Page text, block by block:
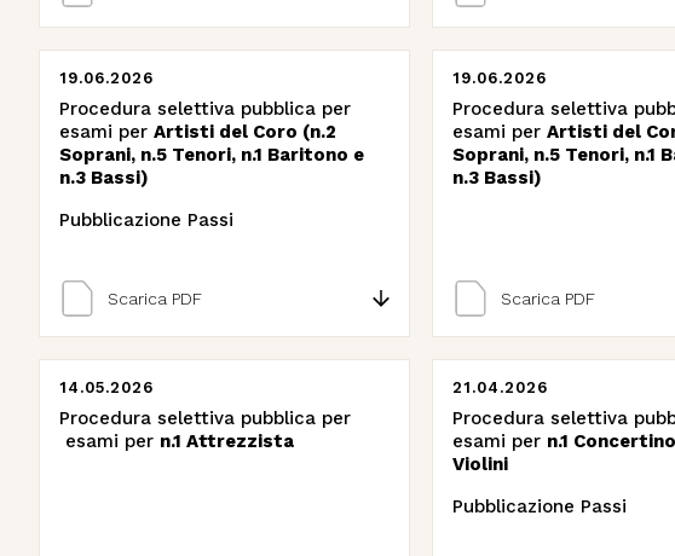
19.06.2026
Procedura selettiva pubblica per
esami per Artisti del Coro (n.2
Soprani, n.5 Tenori, n.1 Baritono e
n.3 Bassi)
Pubblicazione Passi
Scarica PDF
19.06.2026
Procedura selettiva
esami per Artisti del
Soprani, n.5 Tenori, n.1
n.3 Bassi)
Scarica PDF
14.05.2026
Procedura selettiva pubblica per
esami per n.1 Attrezzista
21.04.2026
Procedura selettiva
esami per n.1
Violini
Pubblicazione Passi